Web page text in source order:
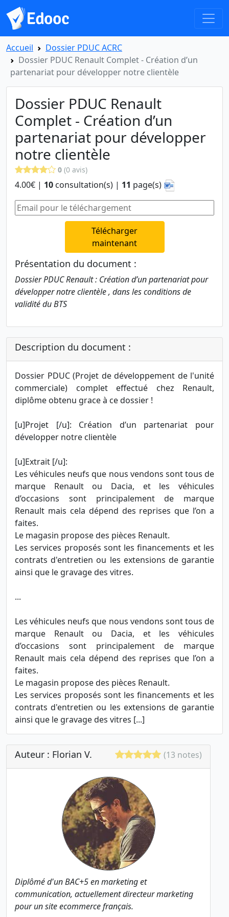
Accueil
Dossier PDUC ACRC
Dossier PDUC Renault Complet - Création d’un
partenariat pour développer notre clientèle
Dossier PDUC Renault
Complet - Création d’un
partenariat pour développer
notre clientèle
0 (0 avis)
4.00€ | 10 consultation(s) | 11 page(s)
Télécharger
maintenant
Présentation du document :
Dossier PDUC Renault : Création d’un partenariat pour
développer notre clientèle , dans les conditions de
validité du BTS
Description du document :
Dossier PDUC (Projet de développement de l'unité
commerciale) complet effectué chez Renault,
diplôme obtenu grace à ce dossier !
[u]Projet [/u]: Création d’un partenariat pour
développer notre clientèle
[u]Extrait [/u]:
Les véhicules neufs que nous vendons sont tous de
marque Renault ou Dacia, et les véhicules
d’occasions sont principalement de marque
Renault mais cela dépend des reprises que l’on a
faites.
Le magasin propose des pièces Renault.
Les services proposés sont les financements et les
contrats d'entretien ou les extensions de garantie
ainsi que le gravage des vitres.
...
Les véhicules neufs que nous vendons sont tous de
marque Renault ou Dacia, et les véhicules
d’occasions sont principalement de marque
Renault mais cela dépend des reprises que l’on a
faites.
Le magasin propose des pièces Renault.
Les services proposés sont les financements et les
contrats d'entretien ou les extensions de garantie
ainsi que le gravage des vitres [...]
Auteur : Florian V. (13 notes)
Diplômé d'un BAC+5 en marketing et
communication, actuellement directeur marketing
pour un site ecommerce français.